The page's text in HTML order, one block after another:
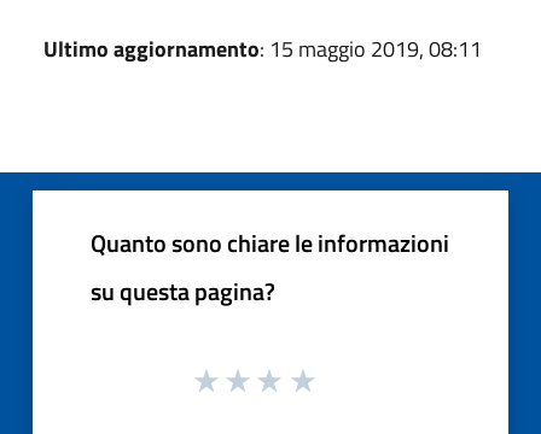
Ultimo aggiornamento: 15 maggio 2019, 08:11
Quanto sono chiare le informazioni
su questa pagina?